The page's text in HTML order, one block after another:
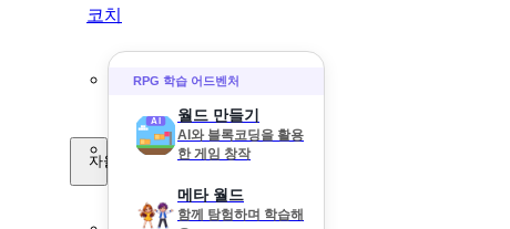
코치
자율 학습
RPG 학습 어드벤처
월드 만들기
AI와 블록코딩을 활용
한 게임 창작
메타 월드
함께 탐험하며 학습해